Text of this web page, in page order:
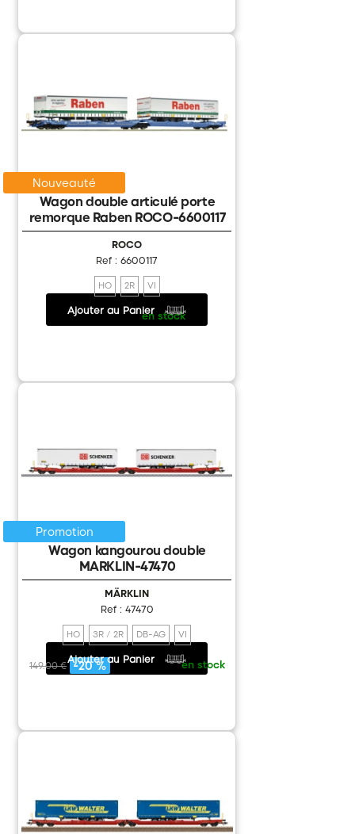
Nouveauté
Wagon double articulé porte
remorque Raben ROCO-6600117
ROCO
Ref : 6600117
HO 2R VI
115.20 € /en stock
Ajouter au Panier
Promotion
Wagon kangourou double
MARKLIN-47470
MÄRKLIN
Ref : 47470
HO 3R / 2R DB-AG VI
149.00 € -20 % 119.20 € /en stock
Ajouter au Panier